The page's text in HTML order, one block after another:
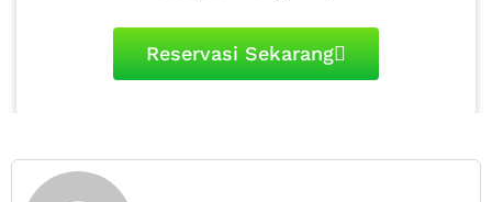
Reservasi Sekarang